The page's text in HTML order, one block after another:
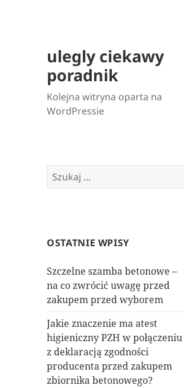
ulegly ciekawy
poradnik
Kolejna witryna oparta na
WordPressie
Szukaj:
OSTATNIE WPISY
Szczelne szamba betonowe –
na co zwrócić uwagę przed
zakupem przed wyborem
Jakie znaczenie ma atest
higieniczny PZH w połączeniu
z deklaracją zgodności
producenta przed zakupem
zbiornika betonowego?